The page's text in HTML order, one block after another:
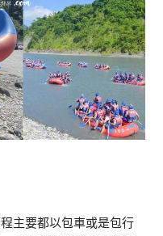
主要都以包車或是包行